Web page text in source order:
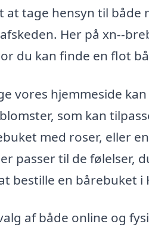
at tage hensyn til
Her på xn--
du kan finde en flot
vores hjemmeside
som kan
med roser, eller
passer til de følelser,
bestille en bårebuket
af både online og